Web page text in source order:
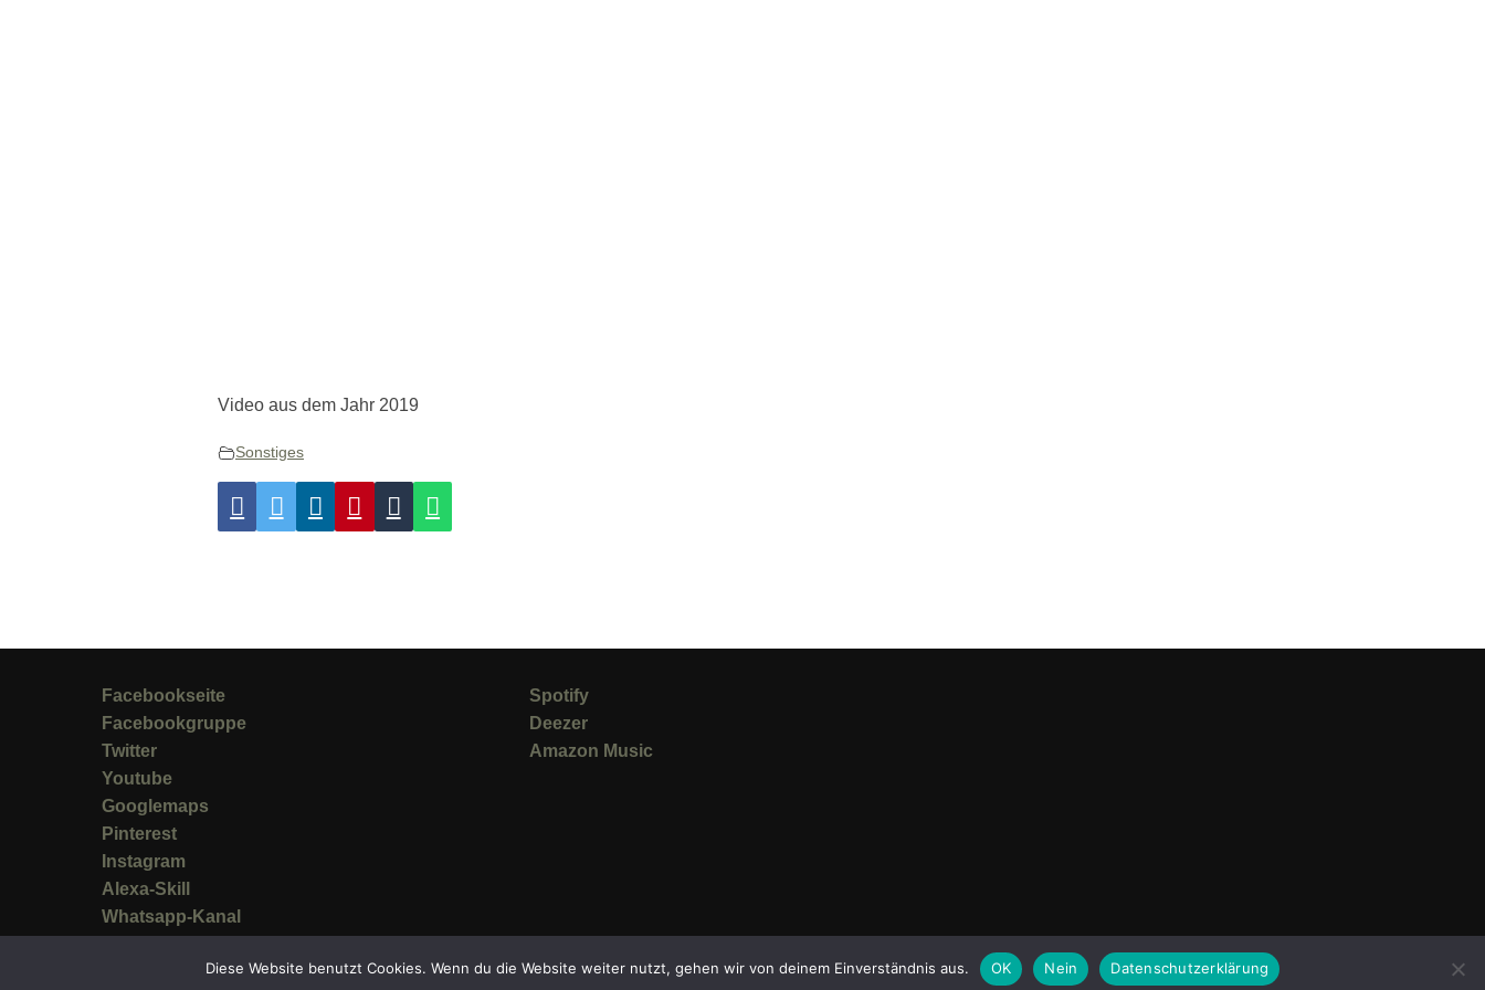
Video aus dem Jahr 2019
Sonstiges
Facebookseite
Facebookgruppe
Twitter
Youtube
Googlemaps
Pinterest
Instagram
Alexa-Skill
Whatsapp-Kanal
Spotify
Deezer
Amazon Music
Diese Website benutzt Cookies. Wenn du die Website weiter nutzt, gehen wir von deinem Einverständnis aus. OK Nein Datenschutzerklärung